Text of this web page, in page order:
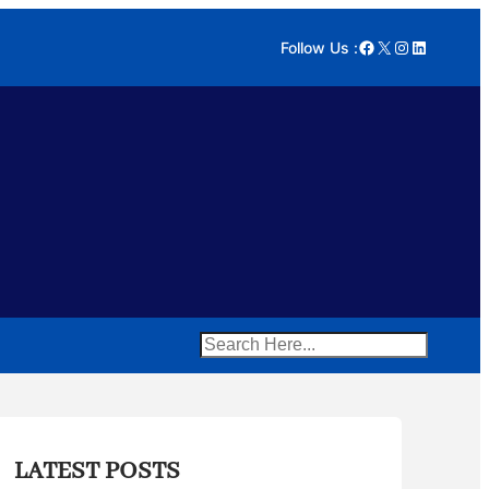
Follow Us :Facebook X Instagram LinkedIn
Search
LATEST POSTS